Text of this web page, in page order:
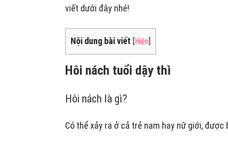
viết dưới đây nhé!
Nội dung bài viết [Hiện]
Hôi nách tuổi dậy thì
Hôi nách là gì?
Có thể xảy ra ở cả trẻ nam hay nữ giới, được